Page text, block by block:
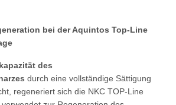
bei der Aquintos Top-Line
des
durch eine vollständige Sättigung
regeneriert sich die NKC TOP-Line